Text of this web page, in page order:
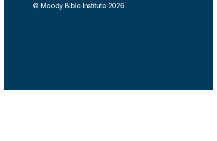
© Moody Bible Institute 2026